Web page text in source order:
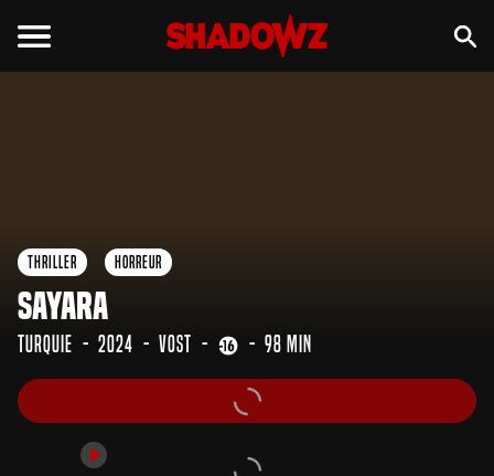
Thriller Horreur
Sayara
Turquie 2024 VOST 98 min